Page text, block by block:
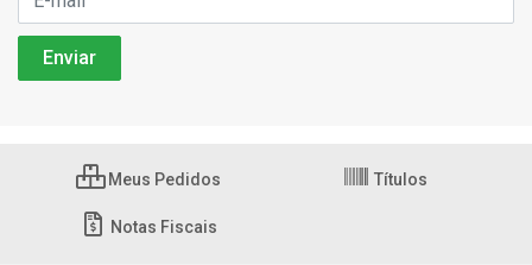
Meus Pedidos Títulos
Notas Fiscais